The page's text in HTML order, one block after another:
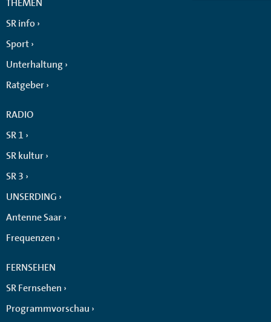
THEMEN
SR info
Sport
Unterhaltung
Ratgeber
RADIO
SR 1
SR kultur
SR 3
UNSERDING
Antenne Saar
Frequenzen
FERNSEHEN
SR Fernsehen
Programmvorschau